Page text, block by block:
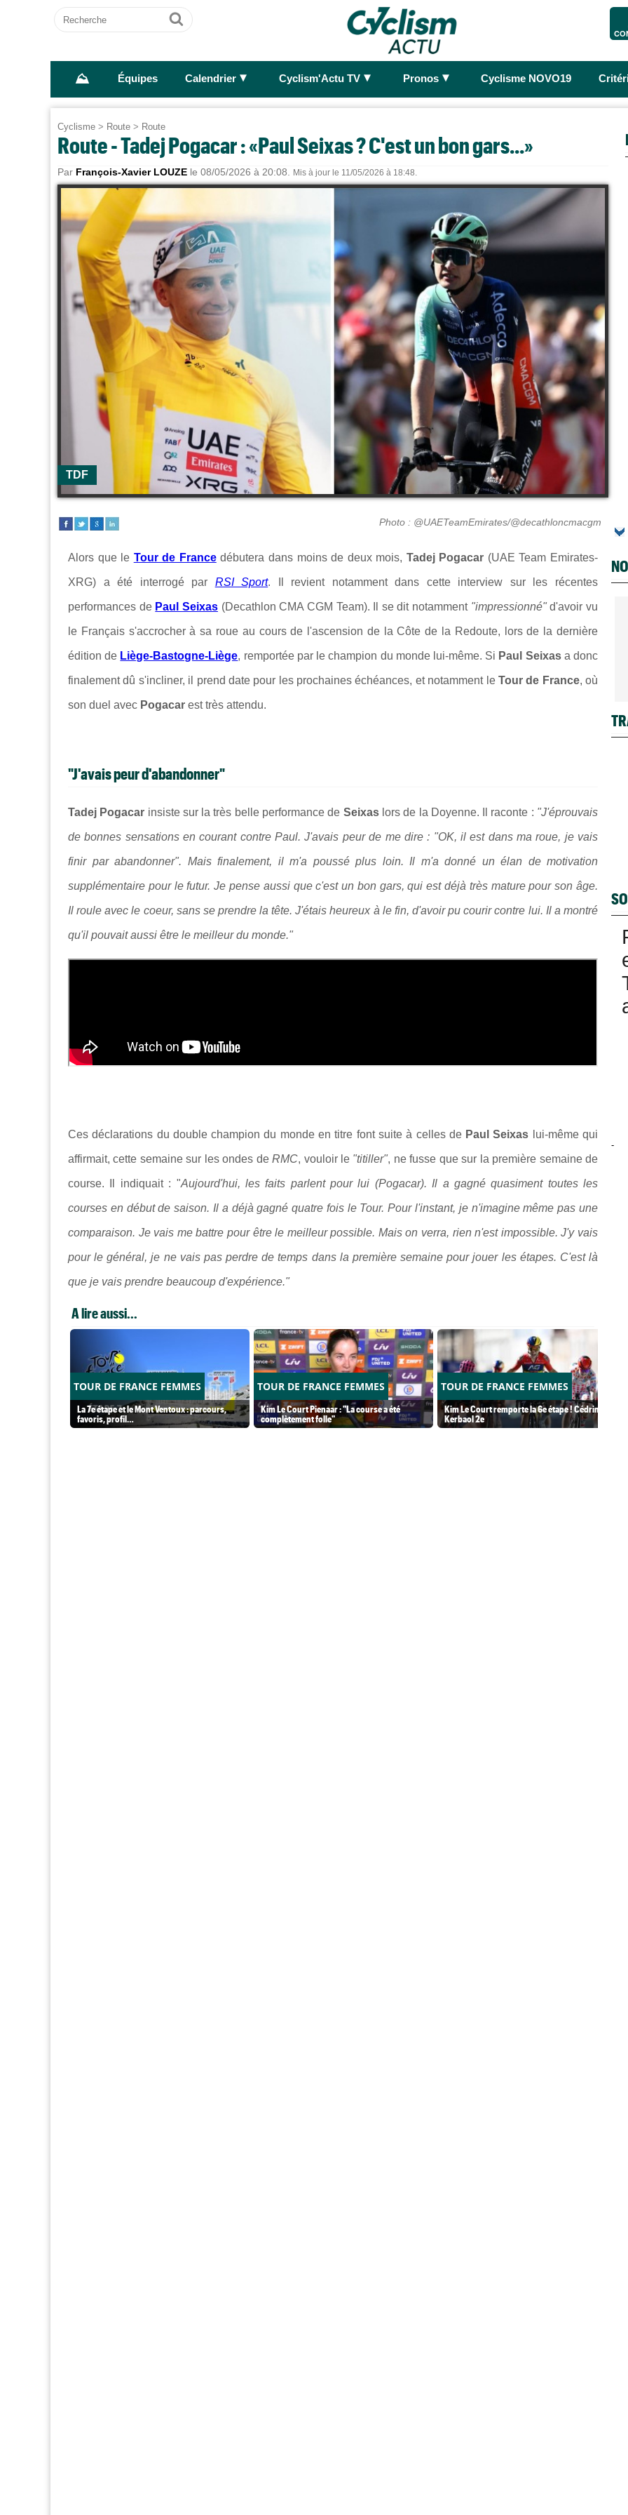
Recherche
Ok
⛰ Équipes Calendrier ► Cyclism'Actu TV ► Pronos ► Cyclisme NOVO19
Cyclisme > Route > Route
Route - Tadej Pogacar : «Paul Seixas ? C'est un bon gars...»
Par François-Xavier LOUZE le 08/05/2026 à 20:08. Mis à jour le 11/05/2026 à 18:48.
TDF
Photo : @UAETeamEmirates/@decathloncmacgm
Alors que le Tour de Francedébutera dans moins de deux mois, Tadej Pogacar (UAE Team Emirates-
XRG) a été interrogé par RSI Sport. Il revient notamment dans cette interview sur les récentes
performances de Paul Seixas(Decathlon CMA CGM Team). Il se dit notamment "impressionné"d'avoir vu
le Français s'accrocher à sa roue au cours de l'ascension de la Côte de la Redoute, lors de la dernière
édition de Liège-Bastogne-Liège, remportée par le champion du monde lui-même. Si Paul Seixasa donc
finalement dû s'incliner, il prend date pour les prochaines échéances, et notamment le Tour de France, où
son duel avec Pogacar est très attendu.
"J'avais peur d'abandonner"
Tadej Pogacar insiste sur la très belle performance de Seixas lors de la Doyenne. Il raconte : "J'éprouvais
de bonnes sensations en courant contre Paul. J'avais peur de me dire : "OK, il est dans ma roue, je vais
finir par abandonner". Mais finalement, il m'a poussé plus loin. Il m'a donné un élan de motivation
supplémentaire pour le futur. Je pense aussi que c'est un bon gars, qui est déjà très mature pour son âge.
Il roule avec le coeur, sans se prendre la tête. J'étais heureux à le fin, d'avoir pu courir contre lui. Il a montré
qu'il pouvait aussi être le meilleur du monde."
Ces déclarations du double champion du monde en titre font suite à celles de Paul Seixas lui-même qui
affirmait, cette semaine sur les ondes deRMC, vouloir le "titiller", ne fusse que sur la première semaine de
course. Il indiquait : "Aujourd'hui, les faits parlent pour lui (Pogacar). Il a gagné quasiment toutes les
courses en début de saison. Il a déjà gagné quatre fois le Tour. Pour l'instant, je n'imagine même pas une
comparaison. Je vais me battre pour être le meilleur possible. Mais on verra, rien n'est impossible.J'y vais
pour le général, je ne vais pas perdre de temps dans la première semaine pour jouer les étapes. C'est là
que je vais prendre beaucoup d'expérience."
A lire aussi...
TOUR DE FRANCE FEMMES
La 7e étape et le Mont Ventoux : parcours,
favoris, profil…
TOUR DE FRANCE FEMMES
Kim Le Court Pienaar : "La course a été
complètement folle"
TOUR DE FRANCE FEMMES
Kim Le Court remporte la 6e étape ! Cédrine
Kerbaol 2e
-